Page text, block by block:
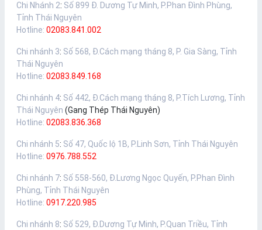
Chi Nhánh 2: Số 899 Đ. Dương Tự Minh, P.Phan Đình Phùng,
Tỉnh Thái Nguyên
Hotline: 02083.841.002
Chi nhánh 3: Số 568, Đ.Cách mạng tháng 8, P. Gia Sàng, Tỉnh
Thái Nguyên
Hotline: 02083.849.168
Chi nhánh 4: Số 442, Đ.Cách mạng tháng 8, P.Tích Lương, Tỉnh
Thái Nguyên (Gang Thép Thái Nguyên)
Hotline: 02083.836.368
Chi nhánh 5: Số 47, Quốc lộ 1B, P.Linh Sơn, Tỉnh Thái Nguyên
Hotline: 0976.788.552
Chi nhánh 7: Số 558-560, Đ.Lương Ngọc Quyến, P.Phan Đình
Phùng, Tỉnh Thái Nguyên
Hotline: 0917.220.985
Chi nhánh 8: Số 529, Đ.Dương Tự Minh, P.Quan Triều, Tỉnh